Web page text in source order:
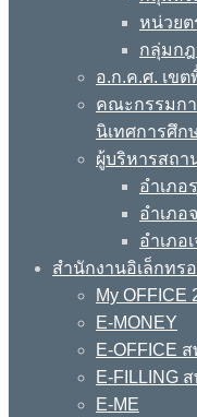
หน่วยต
กลุ่มก
อ.ก.ค.ศ. เข
คณะกรรมกา
นิเทศการศึก
ผู้บริหารสถา
อำเภอ
อำเภอ
อำเภอ
สำนักงานอิเล็กทร
My OFFICE
E-MONEY
E-OFFICE ส
E-FILLING
E-ME